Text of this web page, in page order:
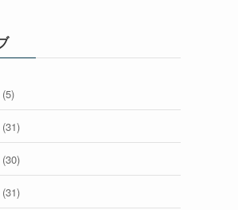
(5)
(31)
(30)
(31)